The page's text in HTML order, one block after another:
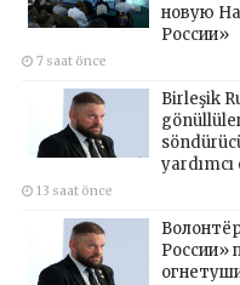
новую
России»
7 saat önce
Birleşik
13 saat önce
России»